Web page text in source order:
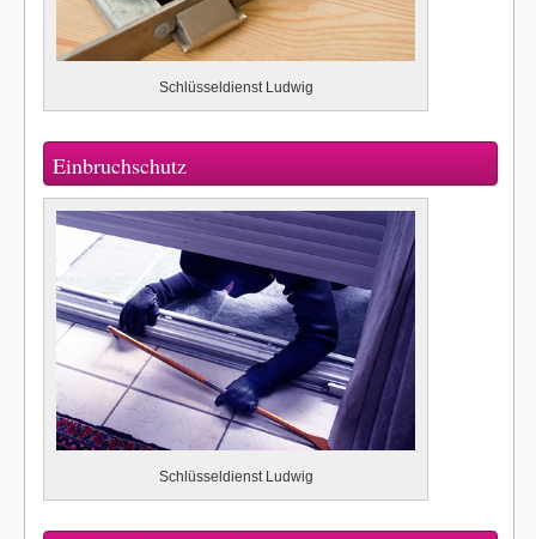
Schlüsseldienst Ludwig
Einbruchschutz
Schlüsseldienst Ludwig